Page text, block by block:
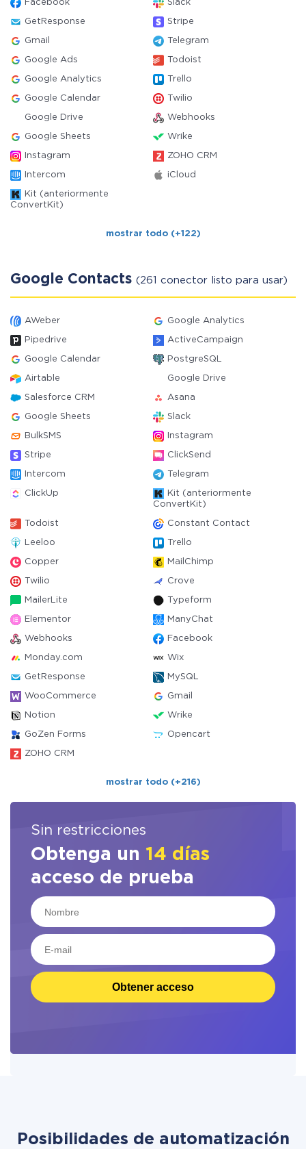
Facebook Slack
GetResponse Stripe
Gmail Telegram
Google Ads Todoist
Google Analytics Trello
Google Calendar Twilio
Google Drive Webhooks
Google Sheets Wrike
Instagram ZOHO CRM
Intercom iCloud
Kit (anteriormente
ConvertKit)
mostrar todo (+122)
Google Contacts (261 conector listo para usar)
AWeber Google Analytics
Pipedrive ActiveCampaign
Google Calendar PostgreSQL
Airtable Google Drive
Salesforce CRM Asana
Google Sheets Slack
BulkSMS Instagram
Stripe ClickSend
Intercom Telegram
ClickUp
Kit (anteriormente
ConvertKit)
Todoist Constant Contact
Leeloo Trello
Copper MailChimp
Twilio Crove
MailerLite Typeform
Elementor ManyChat
Webhooks Facebook
Monday.com Wix
GetResponse MySQL
WooCommerce Gmail
Notion Wrike
GoZen Forms Opencart
ZOHO CRM
mostrar todo (+216)
Sin restricciones
Obtenga un 14 días
acceso de prueba
Obtener acceso
Posibilidades de automatización